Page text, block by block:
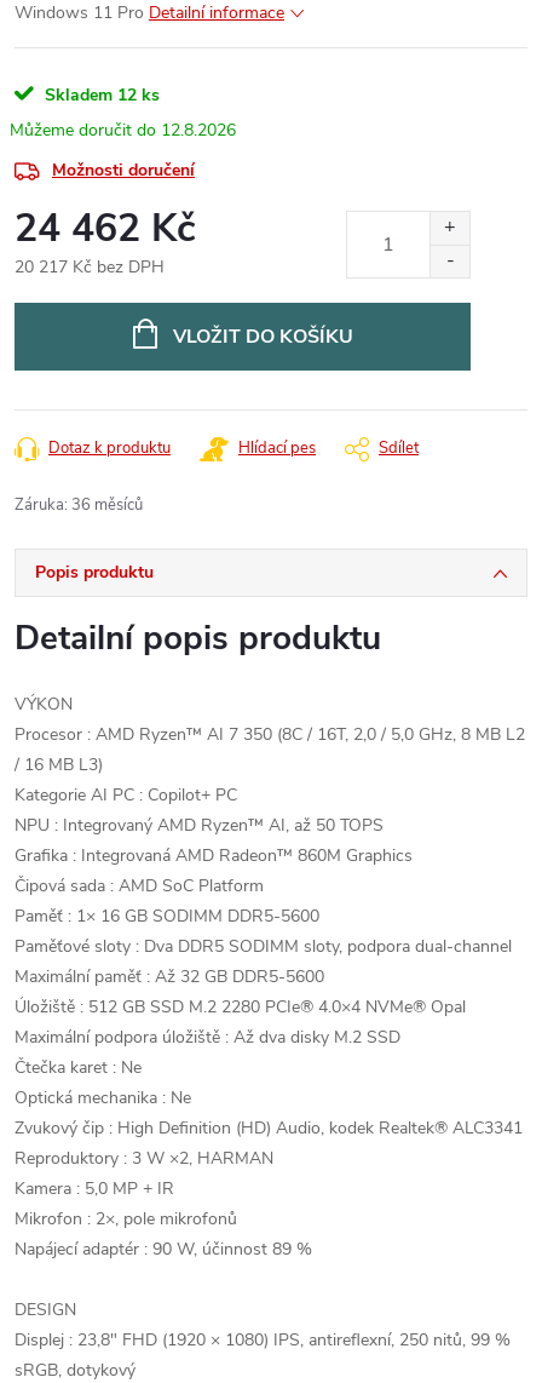
Windows 11 Pro Detailní informace
Skladem 12 ks
12.8.2026
Možnosti doručení
24 462 Kč
20 217 Kč bez DPH
VLOŽIT DO KOŠÍKU
Dotaz k produktu Hlídací pes Sdílet
Záruka: 36 měsíců
Popis produktu
Detailní popis produktu
VÝKON
Procesor : AMD Ryzen™ AI 7 350 (8C / 16T, 2,0 / 5,0 GHz, 8 MB L2
/ 16 MB L3)
Kategorie AI PC : Copilot+ PC
NPU : Integrovaný AMD Ryzen™ AI, až 50 TOPS
Grafika : Integrovaná AMD Radeon™ 860M Graphics
Čipová sada : AMD SoC Platform
Paměť : 1× 16 GB SODIMM DDR5-5600
Paměťové sloty : Dva DDR5 SODIMM sloty, podpora dual-channel
Maximální paměť : Až 32 GB DDR5-5600
Úložiště : 512 GB SSD M.2 2280 PCIe® 4.0×4 NVMe® Opal
Maximální podpora úložiště : Až dva disky M.2 SSD
Čtečka karet : Ne
Optická mechanika : Ne
Zvukový čip : High Definition (HD) Audio, kodek Realtek® ALC3341
Reproduktory : 3 W ×2, HARMAN
Kamera : 5,0 MP + IR
Mikrofon : 2×, pole mikrofonů
Napájecí adaptér : 90 W, účinnost 89 %
DESIGN
Displej : 23,8" FHD (1920 × 1080) IPS, antireflexní, 250 nitů, 99 %
sRGB, dotykový